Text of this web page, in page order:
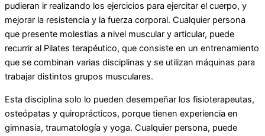
pudieran ir realizando los ejercicios para ejercitar el cuerpo, y
mejorar la resistencia y la fuerza corporal. Cualquier persona
que presente molestias a nivel muscular y articular, puede
recurrir al Pilates terapéutico, que consiste en un entrenamiento
que se combinan varias disciplinas y se utilizan máquinas para
trabajar distintos grupos musculares.
Esta disciplina solo lo pueden desempeñar los fisioterapeutas,
osteópatas y quiroprácticos, porque tienen experiencia en
gimnasia, traumatología y yoga. Cualquier persona, puede